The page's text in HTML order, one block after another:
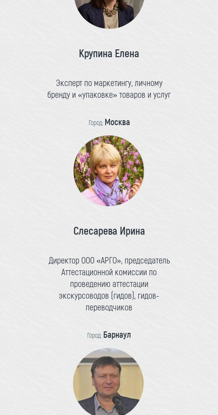
Крупина Елена
Эксперт по маркетингу, личному
бренду и «упаковке» товаров и услуг
Город: Москва
Слесарева Ирина
Директор ООО «АРГО», председатель
Аттестационной комиссии по
проведению аттестации
экскурсоводов (гидов), гидов-
переводчиков
Город: Барнаул